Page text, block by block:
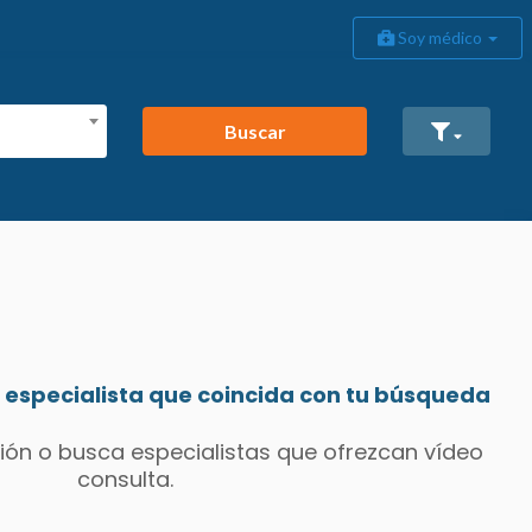
Soy médico
Buscar
que coincida con tu búsqueda
o busca especialistas que ofrezcan vídeo
consulta.